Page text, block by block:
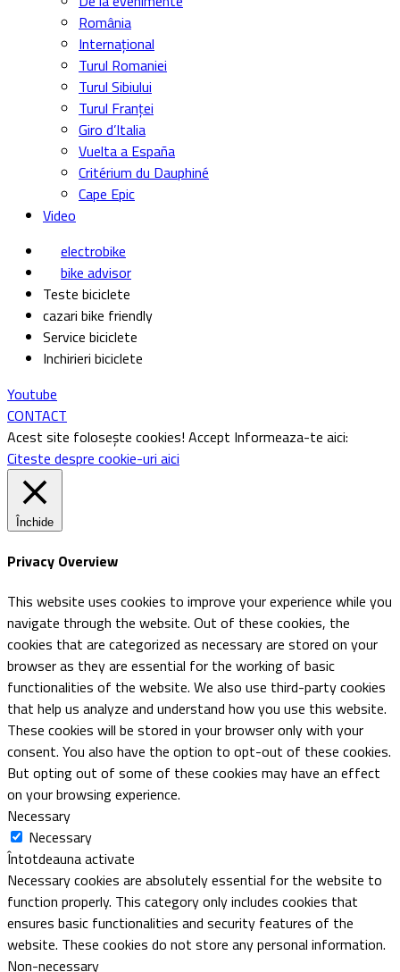
CONTACT
Acest site folosește cookies!
Citeste despre cookie-uri aici
Privacy Overview
navigate through the website. Out of these cookies, the
cookies that are categorized as necessary are stored on your
browser as they are essential for the working of basic
functionalities of the website. We also use third-party cookies
that help us analyze and understand how you use this website.
These cookies will be stored in your browser only with your
But opting out of some of these cookies may have an effect
on your browsing experience.
Necessary
Necessary
Întotdeauna activate
Necessary cookies are absolutely essential for the website to
function properly. This category only includes cookies that
ensures basic functionalities and security features of the
website. These cookies do not store any personal information.
Non-necessary
Non-necessary
Any cookies that may not be particularly necessary for the
website to function and is used specifically to collect user
personal data via analytics, ads, other embedded contents are
termed as non-necessary cookies. It is mandatory to procure
user consent prior to running these cookies on your website.
SALVEAZĂ ȘI ACCEPTĂ
PRESS ESC TO CLOSE